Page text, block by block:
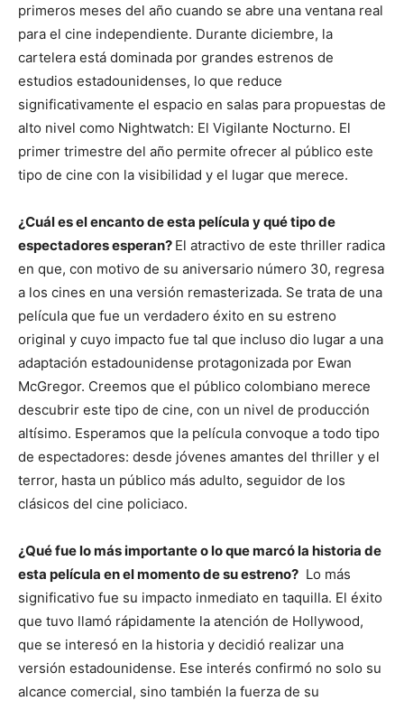
primeros meses del año cuando se abre una ventana real
para el cine independiente. Durante diciembre, la
cartelera está dominada por grandes estrenos de
estudios estadounidenses, lo que reduce
significativamente el espacio en salas para propuestas de
alto nivel como Nightwatch: El Vigilante Nocturno. El
primer trimestre del año permite ofrecer al público este
tipo de cine con la visibilidad y el lugar que merece.
¿Cuál es el encanto de esta película y qué tipo de
espectadores esperan? El atractivo de este thriller radica
en que, con motivo de su aniversario número 30, regresa
a los cines en una versión remasterizada. Se trata de una
película que fue un verdadero éxito en su estreno
original y cuyo impacto fue tal que incluso dio lugar a una
adaptación estadounidense protagonizada por Ewan
McGregor. Creemos que el público colombiano merece
descubrir este tipo de cine, con un nivel de producción
altísimo. Esperamos que la película convoque a todo tipo
de espectadores: desde jóvenes amantes del thriller y el
terror, hasta un público más adulto, seguidor de los
clásicos del cine policiaco.
¿Qué fue lo más importante o lo que marcó la historia de
esta película en el momento de su estreno? Lo más
significativo fue su impacto inmediato en taquilla. El éxito
que tuvo llamó rápidamente la atención de Hollywood,
que se interesó en la historia y decidió realizar una
versión estadounidense. Ese interés confirmó no solo su
alcance comercial, sino también la fuerza de su